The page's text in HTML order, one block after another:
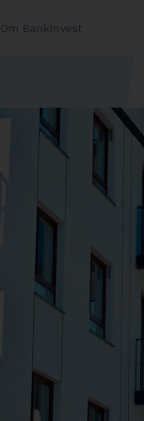
Om BankInvest